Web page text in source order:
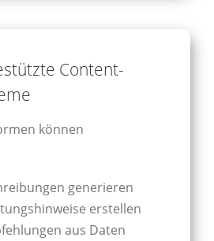
Content-
können
generieren
erstellen
aus Daten